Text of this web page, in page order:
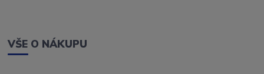
VŠE O NÁKUPU